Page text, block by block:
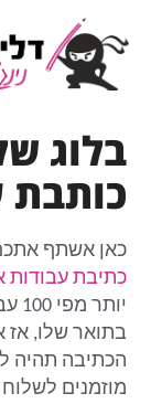
בלוג
כותבת
כאן אשתף
כתיבת עבודות
בתואר שלו, אז
הכתיבה תהיה
מוזמנים